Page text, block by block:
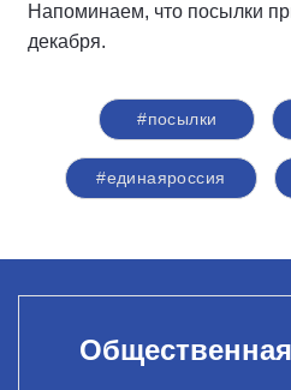
Напоминаем, что посылки
декабря.
#посылки
#единаяроссия